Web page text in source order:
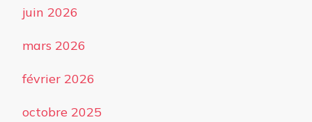
juin 2026
mars 2026
février 2026
octobre 2025